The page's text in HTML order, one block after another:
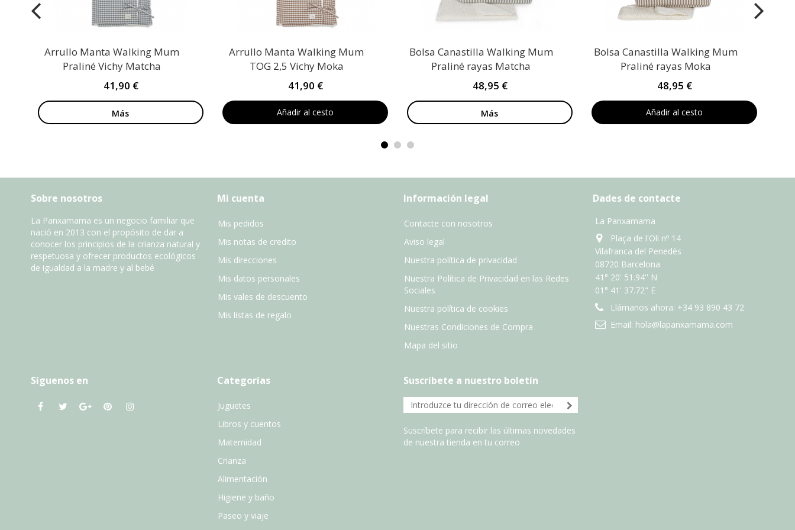
Arrullo Manta Walking Mum
Praliné Vichy Matcha
41,90 €
Más
Arrullo Manta Walking Mum
TOG 2,5 Vichy Moka
41,90 €
Añadir al cesto
Bolsa Canastilla Walking Mum
Praliné rayas Matcha
48,95 €
Más
Bolsa Canastilla Walking Mum
Praliné rayas Moka
48,95 €
Añadir al cesto
Sobre nosotros
La Panxamama es un negocio familiar que
nació en 2013 con el propósito de dar a
conocer los principios de la crianza natural y
respetuosa y ofrecer productos ecológicos
de igualdad a la madre y al bebé
Mi cuenta
Mis pedidos
Mis notas de credito
Mis direcciones
Mis datos personales
Mis vales de descuento
Mis listas de regalo
Información legal
Contacte con nosotros
Aviso legal
Nuestra política de privacidad
Nuestra Política de Privacidad en las Redes
Sociales
Nuestra política de cookies
Nuestras Condiciones de Compra
Mapa del sitio
Dades de contacte
La Panxamama
Plaça de l'Oli nº 14
Vilafranca del Penedès
08720 Barcelona
41° 20' 51.94'' N
01° 41' 37.72" E
Llámanos ahora: +34 93 890 43 72
Email: hola@lapanxamama.com
Síguenos en Categorías
Juguetes
Libros y cuentos
Maternidad
Crianza
Alimentación
Higiene y baño
Paseo y viaje
Suscríbete a nuestro boletín
Suscríbete para recibir las últimas novedades
de nuestra tienda en tu correo